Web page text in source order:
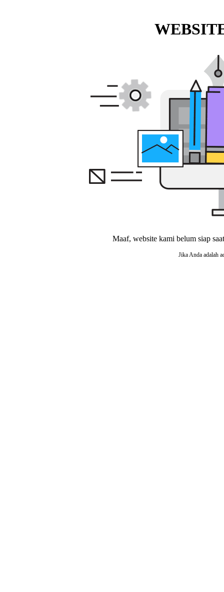
Maaf, website kami belum siap
Jika Anda adalah